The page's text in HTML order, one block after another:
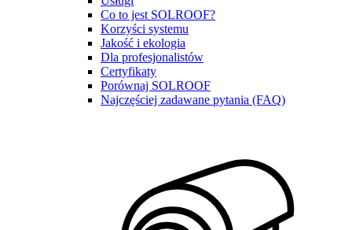
Co to jest SOLROOF?
Korzyści systemu
Jakość i ekologia
Dla profesjonalistów
Certyfikaty
Porównaj SOLROOF
Najczęściej zadawane pytania (FAQ)